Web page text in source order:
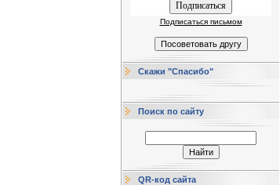
Подписаться письмом
Скажи "Спасибо"
Поиск по сайту
QR-код сайта